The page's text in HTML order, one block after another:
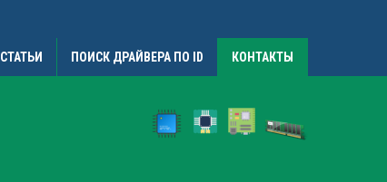
СТАТЬИ ПОИСК ДРАЙВЕРА ПО ID КОНТАКТЫ